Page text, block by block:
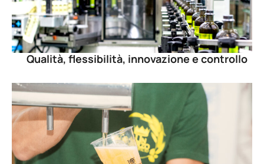
Qualità, flessibilità, innovazione e controllo